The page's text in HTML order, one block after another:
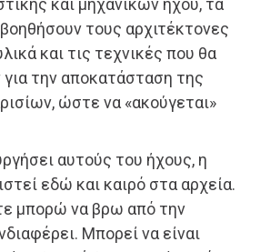
και μηχανικών ήχου, τα
τους αρχιτέκτονες
και τις τεχνικές που θα
την αποκατάσταση της
ώστε να «ακούγεται»
αυτούς του ήχους, η
εδώ και καιρό στα αρχεία.
μπορώ να βρω από την
Μπορεί να είναι